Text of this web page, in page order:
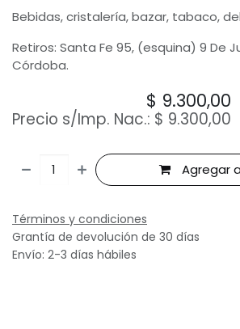
Bebidas, cristalería, bazar, tabaco,
Retiros: Santa Fe 95, (esquina) 9 De
Córdoba.
$ 9.300,00
Precio s/Imp. Nac.: $ 9.300,00
Agregar
Términos y condiciones
Grantía de devolución de 30 días
Envío: 2-3 días hábiles